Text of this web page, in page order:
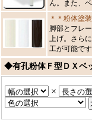
ん。また、
＊＊粉体塗
脚部とフレ
上げ。さら
工が可能です
◆有孔粉体Ｆ型ＤＸベ
×